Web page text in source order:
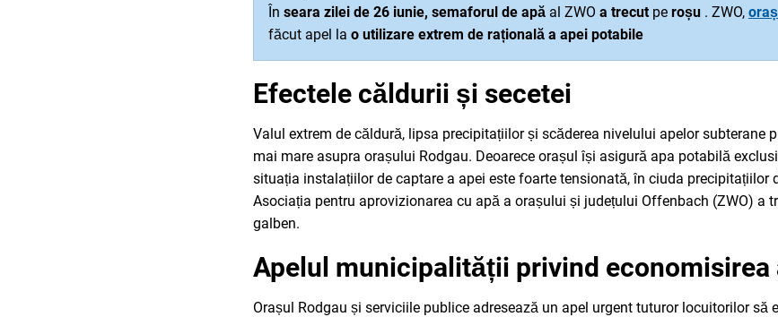
În seara zilei de 26 iunie, semaforul de apă al ZWO a trecut pe roșu . ZWO,
făcut apel la o utilizare extrem de rațională a apei potabile
Efectele căldurii și secetei
Valul extrem de căldură, lipsa precipitațiilor și scăderea nivelului apelor subterane
mai mare asupra orașului Rodgau. Deoarece orașul își asigură apa potabilă
situația instalațiilor de captare a apei este foarte tensionată, în ciuda precipitațiilor
Asociația pentru aprovizionarea cu apă a orașului și județului Offenbach (ZWO) a
galben.
Apelul municipalității privind economisirea
Orașul Rodgau și serviciile publice adresează un apel urgent tuturor locuitorilor să